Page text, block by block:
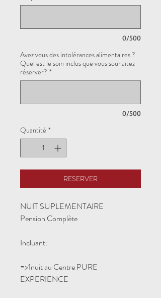
0/500
Avez vous des intolérances alimentaires ?
Quel est le soin inclus que vous souhaitez
réserver? *
0/500
Quantité *
RESERVER
NUIT SUPLEMENTAIRE
Pension Complète
Incluant:
=>1nuit au Centre PURE
EXPERIENCE